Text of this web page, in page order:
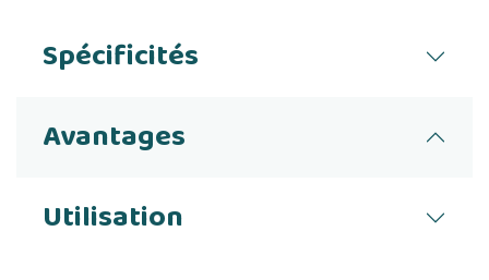
Spécificités
Avantages
Utilisation